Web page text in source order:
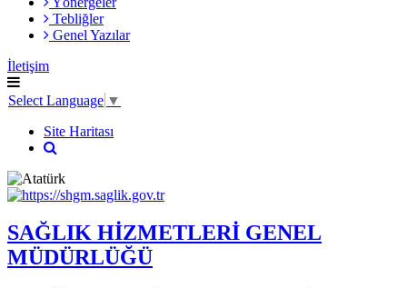
Tebliğler
Genel Yazılar
İletişim
Select Language ▼
Site Haritası
SAĞLIK HİZMETLERİ GENEL
MÜDÜRLÜĞÜ